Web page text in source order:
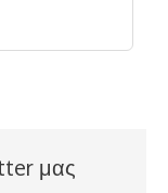
μας